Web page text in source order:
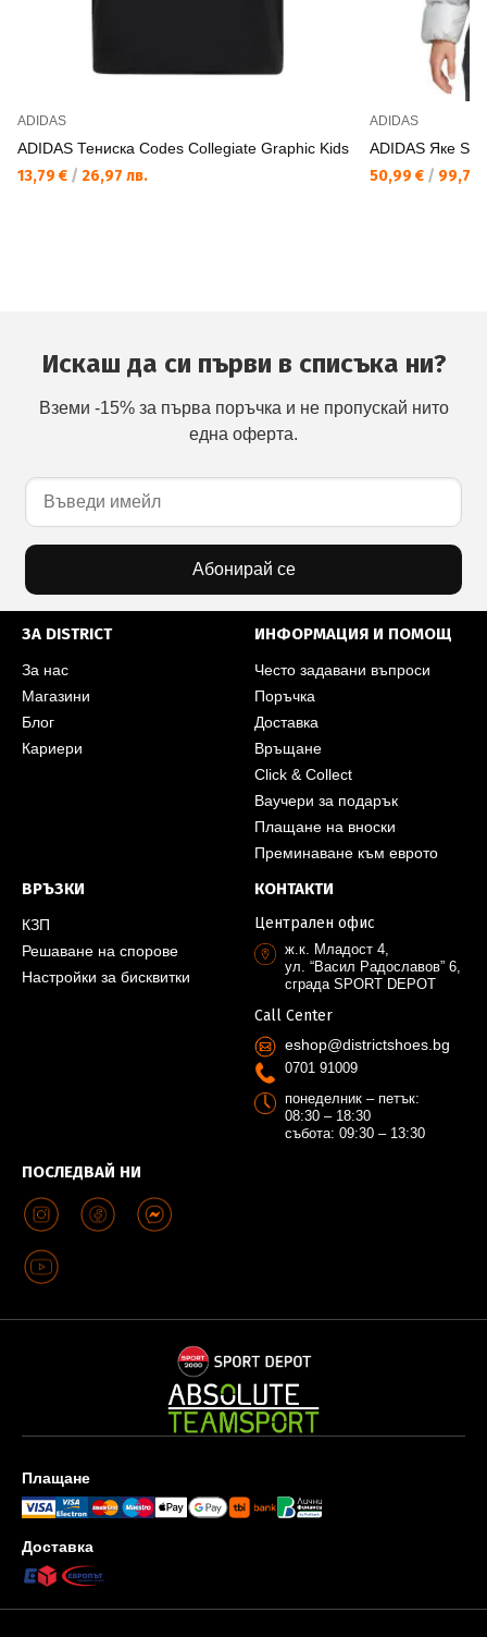
ADIDAS
ADIDAS Тениска Codes Collegiate Graphic Kids
13,79 € / 26,97 лв.
ADIDAS
ADIDAS Яке
50,99 € / 99,73
Искаш да си първи в списъка ни?
Вземи -15% за първа поръчка и не пропускай нито
една оферта.
Абонирай се
ЗА DISTRICT
За нас
Магазини
Блог
Кариери
ИНФОРМАЦИЯ И ПОМОЩ
Често задавани въпроси
Поръчка
Доставка
Връщане
Click & Collect
Ваучери за подарък
Плащане на вноски
Преминаване към еврото
ВРЪЗКИ
КЗП
Решаване на спорове
Настройки за бисквитки
ПОСЛЕДВАЙ НИ
КОНТАКТИ
Централен офис
ж.к. Младост 4,
ул. “Васил Радославов” 6,
сграда SPORT DEPOT
Call Center
eshop@districtshoes.bg
0701 91009
понеделник – петък:
08:30 – 18:30
събота: 09:30 – 13:30
Плащане
Доставка